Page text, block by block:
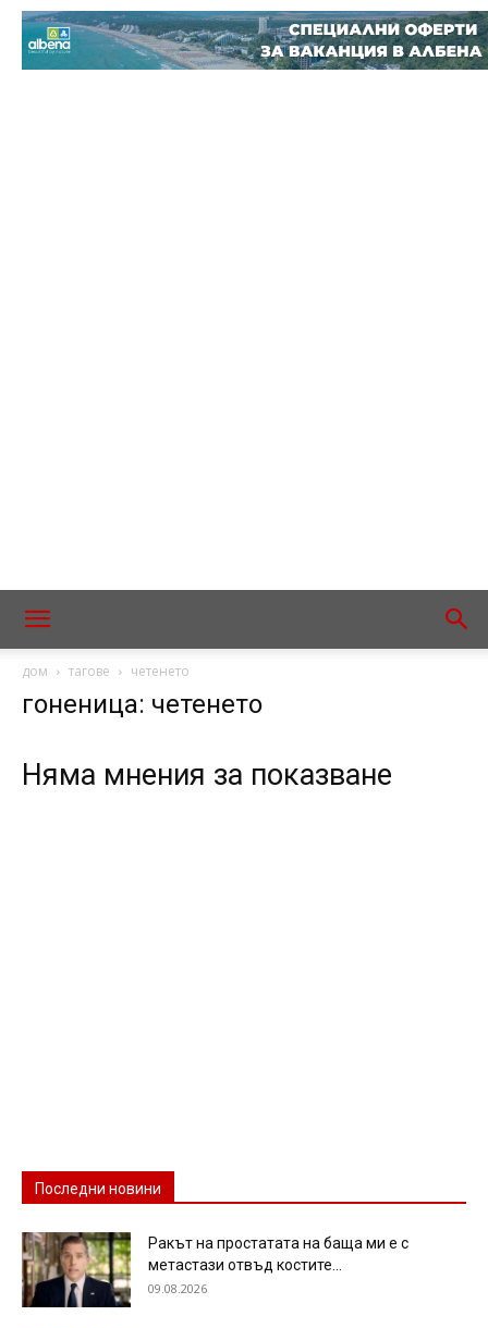
дом тагове четенето
гоненица: четенето
Няма мнения за показване
Последни новини
Ракът на простатата на баща ми е с
метастази отвъд костите...
09.08.2026